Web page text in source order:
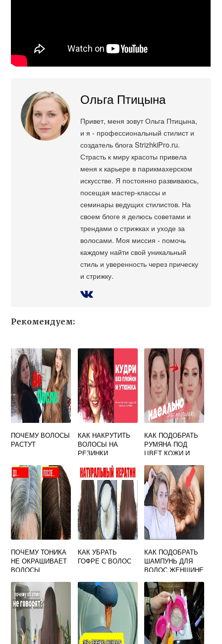
Ольга Птицына
Привет, меня зовут Ольга Птицына,
и я - профессиональный стилист и
создатель блога StrizhkiPro.ru.
Страсть к миру красоты привела
меня к карьере в парикмахерском
искусстве. Я постоянно развиваюсь,
посещая мастер-классы и
семинары ведущих стилистов. На
своем блоге я делюсь советами и
трендами о стрижках и уходе за
волосами. Моя миссия - помочь
каждому найти свой уникальный
стиль и уверенность через прическу
и стрижку.
Рекомендуем:
ПОЧЕМУ ВОЛОСЫ
РАСТУТ
КАК НАКРУТИТЬ
ВОЛОСЫ НА
РЕЗИНКИ
КАК ПОДОБРАТЬ
РУМЯНА ПОД
ЦВЕТ КОЖИ И
ПОЧЕМУ ТОНИКА
НЕ ОКРАШИВАЕТ
ВОЛОСЫ
КАК УБРАТЬ
ГОФРЕ С ВОЛОС
КАК ПОДОБРАТЬ
ШАМПУНЬ ДЛЯ
ВОЛОС ЖЕНЩИНЕ